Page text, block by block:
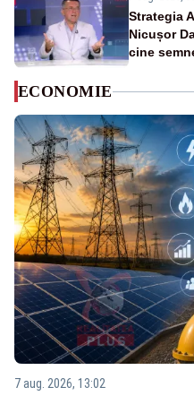
Strategia
Nicușor
cine
ECONOMIE
7 aug. 2026, 13:02